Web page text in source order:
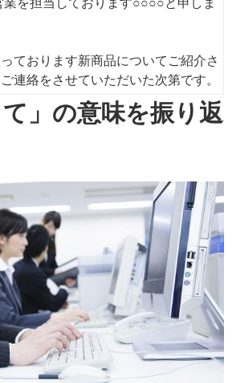
を担当しております○○○○と申しま
ております新商品についてご紹介さ
連絡をさせていただいた次第です。
て」の意味を振り返